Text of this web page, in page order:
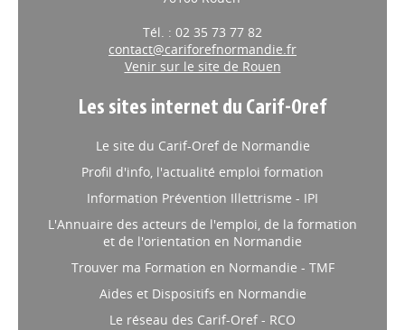
Tél. : 02 35 73 77 82
contact@cariforefnormandie.fr
Venir sur le site de Rouen
Les sites internet du Carif-Oref
Le site du Carif-Oref de Normandie
Profil d'info, l'actualité emploi formation
Information Prévention Illettrisme - IPI
L'Annuaire des acteurs de l'emploi, de la formation
et de l'orientation en Normandie
Trouver ma Formation en Normandie - TMF
Aides et Dispositifs en Normandie
Le réseau des Carif-Oref - RCO